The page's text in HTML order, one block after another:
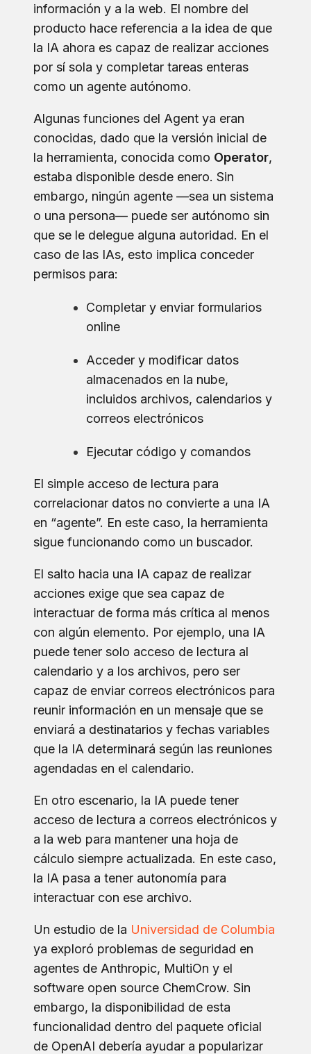
información y a la web. El nombre del
producto hace referencia a la idea de que
la IA ahora es capaz de realizar acciones
por sí sola y completar tareas enteras
como un agente autónomo.
Algunas funciones del Agent ya eran
conocidas, dado que la versión inicial de
la herramienta, conocida como Operator,
estaba disponible desde enero. Sin
embargo, ningún agente —sea un sistema
o una persona— puede ser autónomo sin
que se le delegue alguna autoridad. En el
caso de las IAs, esto implica conceder
permisos para:
Completar y enviar formularios
online
Acceder y modificar datos
almacenados en la nube,
incluidos archivos, calendarios y
correos electrónicos
Ejecutar código y comandos
El simple acceso de lectura para
correlacionar datos no convierte a una IA
en “agente”. En este caso, la herramienta
sigue funcionando como un buscador.
El salto hacia una IA capaz de realizar
acciones exige que sea capaz de
interactuar de forma más crítica al menos
con algún elemento. Por ejemplo, una IA
puede tener solo acceso de lectura al
calendario y a los archivos, pero ser
capaz de enviar correos electrónicos para
reunir información en un mensaje que se
enviará a destinatarios y fechas variables
que la IA determinará según las reuniones
agendadas en el calendario.
En otro escenario, la IA puede tener
acceso de lectura a correos electrónicos y
a la web para mantener una hoja de
cálculo siempre actualizada. En este caso,
la IA pasa a tener autonomía para
interactuar con ese archivo.
Un estudio de la Universidad de Columbia
ya exploró problemas de seguridad en
agentes de Anthropic, MultiOn y el
software open source ChemCrow. Sin
embargo, la disponibilidad de esta
funcionalidad dentro del paquete oficial
de OpenAI debería ayudar a popularizar